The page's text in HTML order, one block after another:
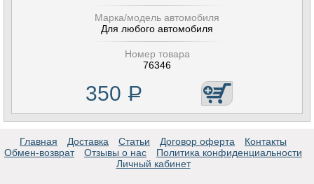
Марка/модель автомобиля
Для любого автомобиля
Номер товара
76346
350 Р
Главная Доставка Статьи Договор оферта
Контакты
Обмен-возврат
Отзывы о нас
Политика конфиденциальности
Личный кабинет